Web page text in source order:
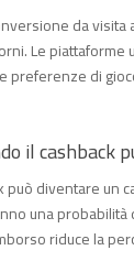
da
Le
preferenze di
diventare un
una
riduce la